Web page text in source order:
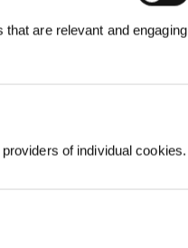
are relevant and engaging
of individual cookies.